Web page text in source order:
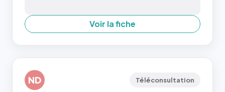
Voir la fiche
ND Téléconsultation